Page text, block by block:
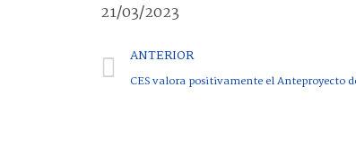
21/03/2023
ANTERIOR